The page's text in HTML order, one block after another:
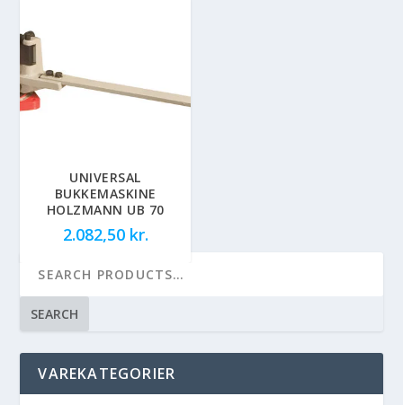
UNIVERSAL
BUKKEMASKINE
HOLZMANN UB 70
2.082,50 kr.
SEARCH
VAREKATEGORIER